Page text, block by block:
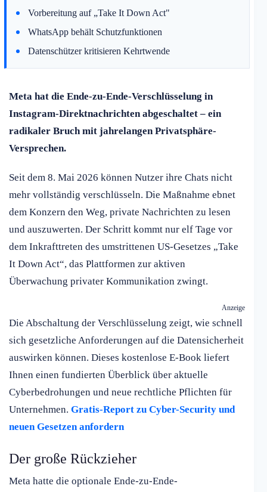
Vorbereitung auf „Take It Down Act"
WhatsApp behält Schutzfunktionen
Datenschützer kritisieren Kehrtwende
Meta hat die Ende-zu-Ende-Verschlüsselung in
Instagram-Direktnachrichten abgeschaltet – ein
radikaler Bruch mit jahrelangen Privatsphäre-
Versprechen.
Seit dem 8. Mai 2026 können Nutzer ihre Chats nicht
mehr vollständig verschlüsseln. Die Maßnahme ebnet
dem Konzern den Weg, private Nachrichten zu lesen
und auszuwerten. Der Schritt kommt nur elf Tage vor
dem Inkrafttreten des umstrittenen US-Gesetzes „Take
It Down Act“, das Plattformen zur aktiven
Überwachung privater Kommunikation zwingt.
Anzeige
Die Abschaltung der Verschlüsselung zeigt, wie schnell
sich gesetzliche Anforderungen auf die Datensicherheit
auswirken können. Dieses kostenlose E-Book liefert
Ihnen einen fundierten Überblick über aktuelle
Cyberbedrohungen und neue rechtliche Pflichten für
Unternehmen. Gratis-Report zu Cyber-Security und
neuen Gesetzen anfordern
Der große Rückzieher
Meta hatte die optionale Ende-zu-Ende-